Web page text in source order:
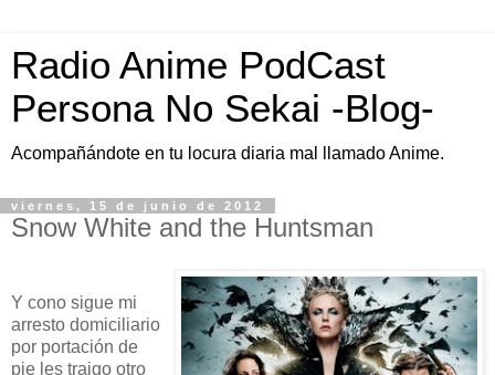
Radio Anime PodCast
Persona No Sekai -Blog-
Acompañándote en tu locura diaria mal llamado Anime.
viernes, 15 de junio de 2012
Snow White and the Huntsman
Y cono sigue mi
arresto domiciliario
por portación de
pie les traigo otro